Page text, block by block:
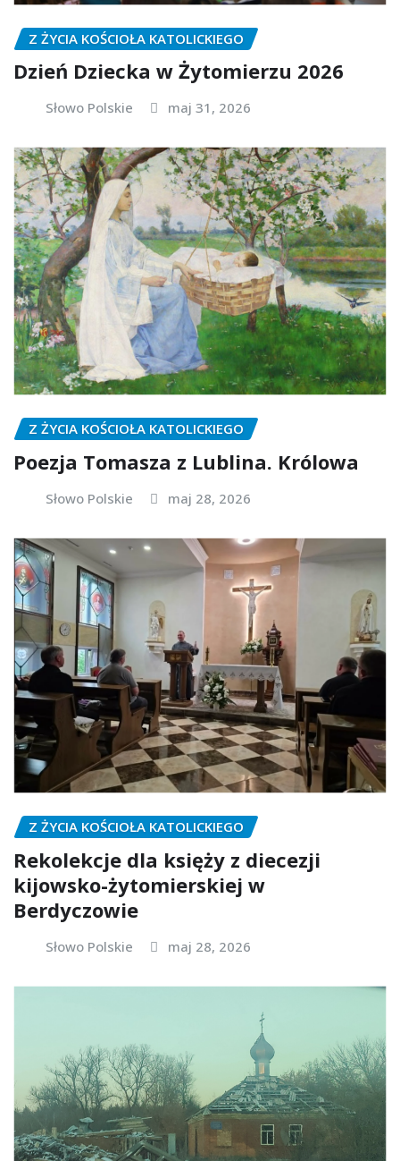
Z ŻYCIA KOŚCIOŁA KATOLICKIEGO
Dzień Dziecka w Żytomierzu 2026
Słowo Polskie maj 31, 2026
Z ŻYCIA KOŚCIOŁA KATOLICKIEGO
Poezja Tomasza z Lublina. Królowa
Słowo Polskie maj 28, 2026
Z ŻYCIA KOŚCIOŁA KATOLICKIEGO
Rekolekcje dla księży z diecezji
kijowsko-żytomierskiej w
Berdyczowie
Słowo Polskie maj 28, 2026